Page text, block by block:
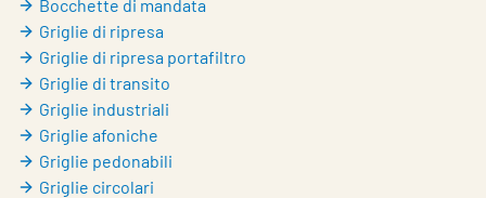
Bocchette di mandata
Griglie di ripresa
Griglie di ripresa portafiltro
Griglie di transito
Griglie industriali
Griglie afoniche
Griglie pedonabili
Griglie circolari